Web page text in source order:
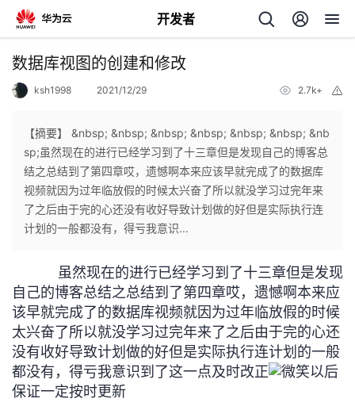
开发者
返
个
人
页
我
开
发
者
数据库视图的创建和修改
ksh1998 2021/12/29 2.7k+
【摘要】 &nbsp; &nbsp; &nbsp; &nbsp; &nbsp; &nbsp; &nb
sp;虽然现在的进行已经学习到了十三章但是发现自己的博客总
结之总结到了第四章哎，遗憾啊本来应该早就完成了的数据库
视频就因为过年临放假的时候太兴奋了所以就没学习过完年来
了之后由于完的心还没有收好导致计划做的好但是实际执行连
计划的一般都没有，得亏我意识...
虽然现在的进行已经学习到了十三章但是发现
自己的博客总结之总结到了第四章哎，遗憾啊本来应
该早就完成了的数据库视频就因为过年临放假的时候
太兴奋了所以就没学习过完年来了之后由于完的心还
没有收好导致计划做的好但是实际执行连计划的一般
都没有，得亏我意识到了这一点及时改正
以后
保证一定按时更新